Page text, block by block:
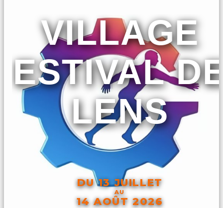
VILLAGE
ESTIVAL
LENS
DU 13 JUILLET
AU
14 AOÛT 2026